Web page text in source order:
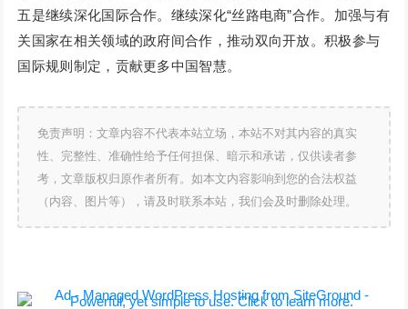
五是继续深化国际合作。继续深化“丝路电商”合作。加强与有
关国家在相关领域的政府间合作，推动双向开放。积极参与
国际规则制定，贡献更多中国智慧。
免责声明：文章内容不代表本站立场，本站不对其内容的真实
性、完整性、准确性给予任何担保、暗示和承诺，仅供读者参
考，文章版权归原作者所有。如本文内容影响到您的合法权益
（内容、图片等），请及时联系本站，我们会及时删除处理。